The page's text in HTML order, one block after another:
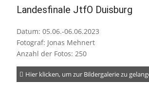
Landesfinale JtfO Duisburg
Datum: 05.06.-06.06.2023
Fotograf: Jonas Mehnert
Anzahl der Fotos: 250
Hier klicken, um zur Bildergalerie zu